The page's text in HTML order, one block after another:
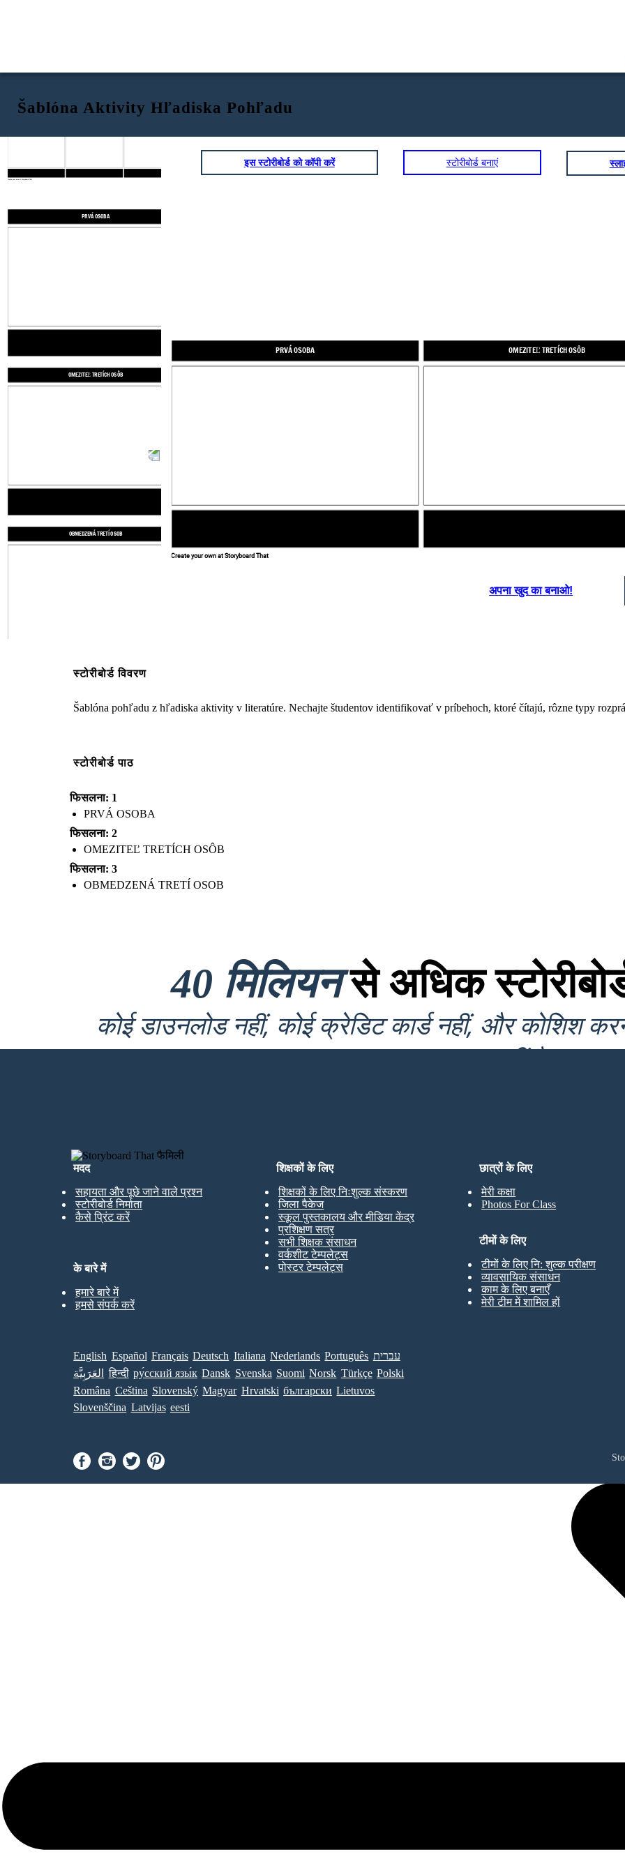
Šablóna Aktivity Hľadiska Pohľadu
Create your own at Storyboard That
PRVÁ OSOBA
OMEZITEĽ TRETÍCH OSÔB
OBMEDZENÁ TRETÍ OSOB
इस स्टोरीबोर्ड को कॉपी करें स्टोरीबोर्ड बनाएं
Create your own at Storyboard That
PRVÁ OSOBA OMEZITEĽ TRETÍCH OSÔB
अपना खुद का बनाओ!
स्टोरीबोर्ड विवरण
Šablóna pohľadu z hľadiska aktivity v literatúre. Nechajte študentov identifikovať v príbehoch, ktoré čítajú, rôzne typy
स्टोरीबोर्ड पाठ
फिसलना: 1
PRVÁ OSOBA
फिसलना: 2
OMEZITEĽ TRETÍCH OSÔB
फिसलना: 3
OBMEDZENÁ TRETÍ OSOB
40 मिलियनसे अधिक
कोई डाउनलोड नहीं, कोई क्रेडिट कार्ड नहीं, और कोशिश
आवश्यकता नहीं है!
मदद
सहायता और पूछे जाने वाले प्रश्न
स्टोरीबोर्ड निर्माता
कैसे प्रिंट करें
छात्रों के लिए
मेरी कक्षा
Photos For Class
शिक्षकों के लिए
शिक्षकों के लिए निःशुल्क संस्करण
जिला पैकेज
स्कूल पुस्तकालय और मीडिया केंद्र
प्रशिक्षण सत्र
सभी शिक्षक संसाधन
वर्कशीट टेम्पलेट्स
पोस्टर टेम्पलेट्स
टीमों के लिए
टीमों के लिए नि: शुल्क परीक्षण
व्यावसायिक संसाधन
काम के लिए बनाएँ
मेरी टीम में शामिल हों
के बारे में
हमारे बारे में
हमसे संपर्क करें
English Español Français Deutsch Italiana Nederlands Português עברית
العَرَبِيَّة
हिन्दी ру́сский язы́к Dansk Svenska Suomi Norsk Türkçe Polski
Româna Ceština Slovenský Magyar Hrvatski български Lietuvos
Slovenščina Latvijas eesti